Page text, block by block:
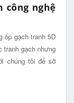
công nghệ
ốp gạch tranh 5D
tranh gạch nhưng
chúng tôi để sở